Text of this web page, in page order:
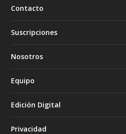
Contacto
Suscripciones
Nosotros
Equipo
Edición Digital
Privacidad